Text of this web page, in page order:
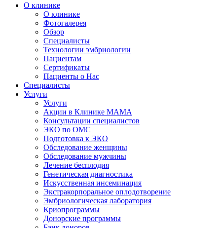
О клинике
О клинике
Фотогалерея
Обзор
Специалисты
Технологии эмбриологии
Пациентам
Сертификаты
Пациенты о Нас
Специалисты
Услуги
Услуги
Акции в Клинике МАМА
Консультации специалистов
ЭКО по ОМС
Подготовка к ЭКО
Обследование женщины
Обследование мужчины
Лечение бесплодия
Генетическая диагностика
Искусственная инсеминация
Экстракорпоральное оплодотворение
Эмбриологическая лаборатория
Криопрограммы
Донорские программы